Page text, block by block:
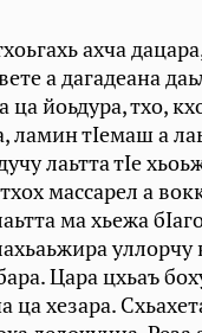
ахча
а дагадеана
йоьдура, тхо,
ламин тIемаш а
лаьтта тIе
массарел а
ма хьежа
уллорчу
Цара цхьаъ
ца хезара.